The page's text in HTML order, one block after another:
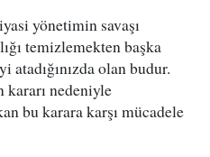
yönetimin savaşı
temizlemekten başka
olan budur.
kararı nedeniyle
bu karara karşı mücadele